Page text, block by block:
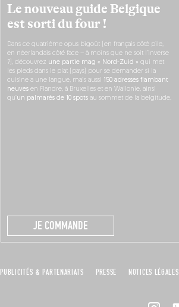
Le nouveau guide Belgique
est sorti du four !
Dans ce quatrième opus bigoût (en français côté pile,
en néerlandais côté face – à moins que ne soit l’inverse
?), découvrez une partie mag « Nord-Zuid » qui met
les pieds dans le plat (pays) pour se demander si la
cuisine a une langue, mais aussi
150 adresses flambant
neuvesen Flandre, à Bruxelles et en Wallonie, ainsi
qu’ un palmarès de 10 spotsau sommet de la belgitude.
JE COMMANDE
PUBLICITÉS & PARTENARIATS PRESSE NOTICES LÉGALES